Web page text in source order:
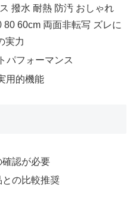
撥水 耐熱 防汚 おしゃれ
60cm 両面非転写 ズレに
実力
パフォーマンス
用的機能
認が必要
の比較推奨